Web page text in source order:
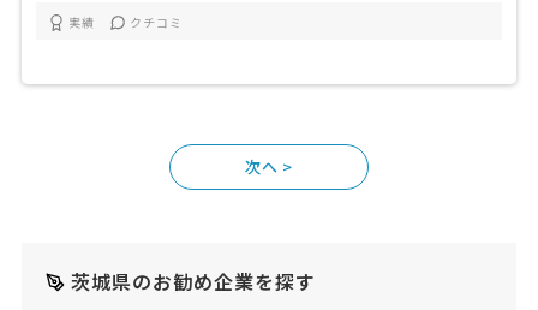
実績 クチコミ
>
茨城県のお勧め企業を探す